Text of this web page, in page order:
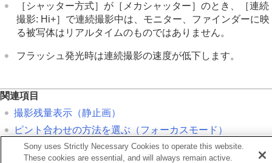
［シャッター方式］ が ［メカシャッター］のとき、
［連続
撮影: Hi+］ で連続撮影中は、モニター、ファインダーに映
る被写体はリアルタイムのものではありません。
フラッシュ発光時は連続撮影の速度が低下します。
関連項目
撮影残量表示 （静止画）
ピント合わせの方法を選ぶ（フォーカスモード ）
シャッター半押しAEL
Sony uses Strictly Necessary Cookies to operate this website.
These cookies are essential, and will always remain active.